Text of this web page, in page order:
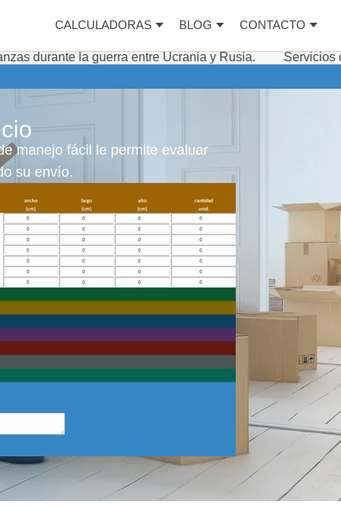
CALCULADORAS BLOG CONTACTO
guerra entre Ucrania y Rusia.
Servicios
manejo fácil le permite evaluar
su envío.